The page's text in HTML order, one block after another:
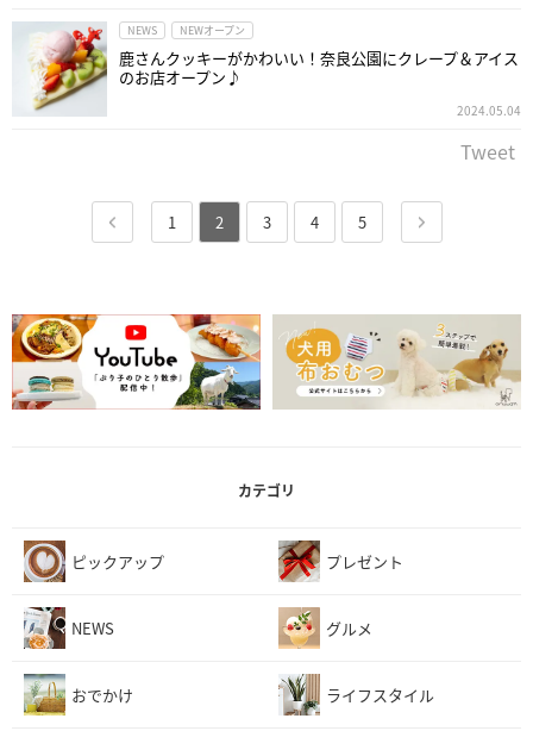
NEWS NEWオープン
鹿さんクッキーがかわいい！奈良公園にクレープ＆アイス
のお店オープン♪
2024.05.04
Tweet
1 2 3 4 5
カテゴリ
ピックアップ プレゼント
NEWS グルメ
おでかけ ライフスタイル